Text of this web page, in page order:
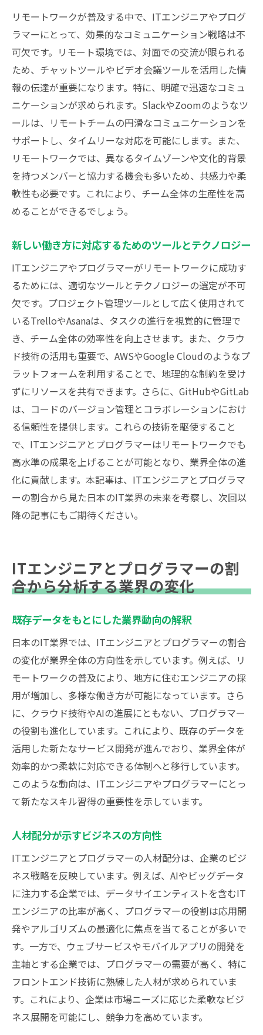
リモートワークが普及する中で、ITエンジニアやプログ
ラマーにとって、効果的なコミュニケーション戦略は不
可欠です。リモート環境では、対面での交流が限られる
ため、チャットツールやビデオ会議ツールを活用した情
報の伝達が重要になります。特に、明確で迅速なコミュ
ニケーションが求められます。SlackやZoomのようなツ
ールは、リモートチームの円滑なコミュニケーションを
サポートし、タイムリーな対応を可能にします。また、
リモートワークでは、異なるタイムゾーンや文化的背景
を持つメンバーと協力する機会も多いため、共感力や柔
軟性も必要です。これにより、チーム全体の生産性を高
めることができるでしょう。
新しい働き方に対応するためのツールとテクノロジー
ITエンジニアやプログラマーがリモートワークに成功す
るためには、適切なツールとテクノロジーの選定が不可
欠です。プロジェクト管理ツールとして広く使用されて
いるTrelloやAsanaは、タスクの進行を視覚的に管理で
き、チーム全体の効率性を向上させます。また、クラウ
ド技術の活用も重要で、AWSやGoogle Cloudのようなプ
ラットフォームを利用することで、地理的な制約を受け
ずにリソースを共有できます。さらに、GitHubやGitLab
は、コードのバージョン管理とコラボレーションにおけ
る信頼性を提供します。これらの技術を駆使すること
で、ITエンジニアとプログラマーはリモートワークでも
高水準の成果を上げることが可能となり、業界全体の進
化に貢献します。本記事は、ITエンジニアとプログラマ
ーの割合から見た日本のIT業界の未来を考察し、次回以
降の記事にもご期待ください。
ITエンジニアとプログラマーの割
合から分析する業界の変化
既存データをもとにした業界動向の解釈
日本のIT業界では、ITエンジニアとプログラマーの割合
の変化が業界全体の方向性を示しています。例えば、リ
モートワークの普及により、地方に住むエンジニアの採
用が増加し、多様な働き方が可能になっています。さら
に、クラウド技術やAIの進展にともない、プログラマー
の役割も進化しています。これにより、既存のデータを
活用した新たなサービス開発が進んでおり、業界全体が
効率的かつ柔軟に対応できる体制へと移行しています。
このような動向は、ITエンジニアやプログラマーにとっ
て新たなスキル習得の重要性を示しています。
人材配分が示すビジネスの方向性
ITエンジニアとプログラマーの人材配分は、企業のビジ
ネス戦略を反映しています。例えば、AIやビッグデータ
に注力する企業では、データサイエンティストを含むIT
エンジニアの比率が高く、プログラマーの役割は応用開
発やアルゴリズムの最適化に焦点を当てることが多いで
す。一方で、ウェブサービスやモバイルアプリの開発を
主軸とする企業では、プログラマーの需要が高く、特に
フロントエンド技術に熟練した人材が求められていま
す。これにより、企業は市場ニーズに応じた柔軟なビジ
ネス展開を可能にし、競争力を高めています。